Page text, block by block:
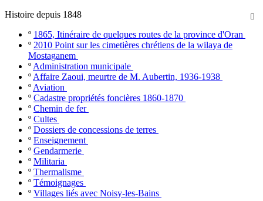

Histoire depuis 1848
º 1865, Itinéraire de quelques routes de la province d'Oran
º 2010 Point sur les cimetières chrétiens de la wilaya de
Mostaganem
º Administration municipale
º Affaire Zaoui, meurtre de M. Aubertin, 1936-1938
º Aviation
º Cadastre propriétés foncières 1860-1870
º Chemin de fer
º Cultes
º Dossiers de concessions de terres
º Enseignement
º Gendarmerie
º Militaria
º Thermalisme
º Témoignages
º Villages liés avec Noisy-les-Bains